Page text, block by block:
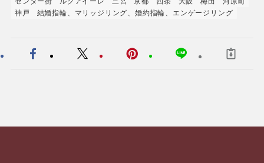
神戸
結婚指輪、マリッジリング、婚約指輪、エンゲージリング